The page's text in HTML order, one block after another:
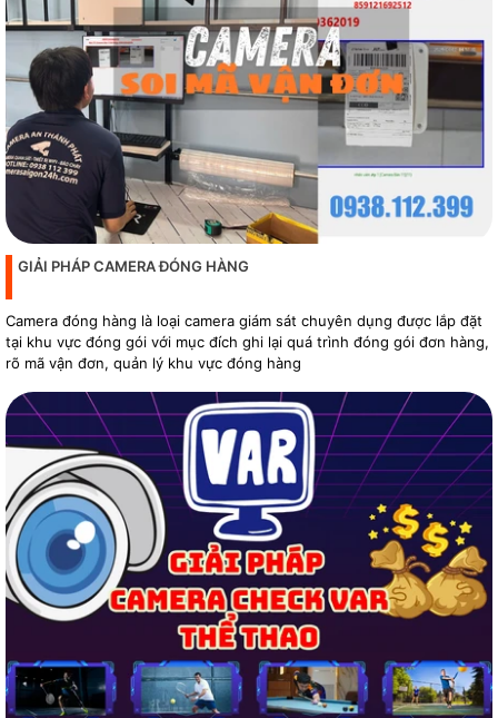
GIẢI PHÁP CAMERA ĐÓNG HÀNG
Camera đóng hàng là loại camera giám sát chuyên dụng được lắp đặt
tại khu vực đóng gói với mục đích ghi lại quá trình đóng gói đơn hàng,
rõ mã vận đơn, quản lý khu vực đóng hàng